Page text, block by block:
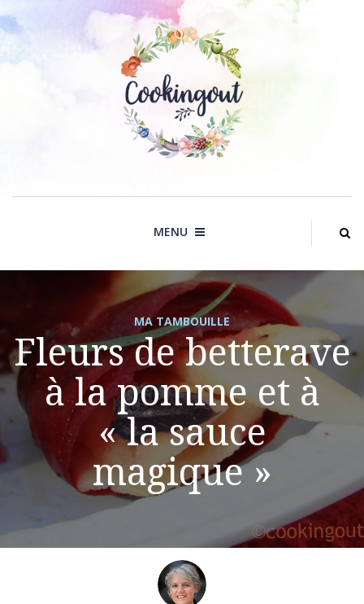
to
MENU
MA TAMBOUILLE
Fleurs de betterave
à la pomme et à
« la sauce
magique »